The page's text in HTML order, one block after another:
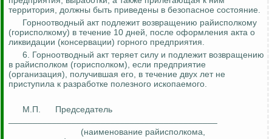
территория, должны быть приведены в безопасное состояние.
Горноотводный акт подлежит возвращению райисполкому
(горисполкому) в течение 10 дней, после оформления акта о
ликвидации (консервации) горного предприятия.
6. Горноотводный акт теряет силу и подлежит возвращению
в райисполком (горисполком), если предприятие
(организация), получившая его, в течение двух лет не
приступила к разработке полезного ископаемого.
М.П.
Председатель
(наименование райисполкома,